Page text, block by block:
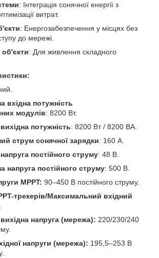
: Інтеграція сонячної енергії з
витрат.
: Енергозабезпечення у місцях без
до мережі.
: Для живлення складного
вхідна потужність
модулів: 8200 Вт.
потужність: 8200 Вт / 8200 ВА.
струм сонячної зарядки: 160 А.
постійного струму: 48 В.
напруга постійного струму: 500 В.
MPPT: 90–450 В постійного струму.
трекерів/Максимальний вхідний
напруга (мережа): 220/230/240
напруги (мережа): 195,5–253 В